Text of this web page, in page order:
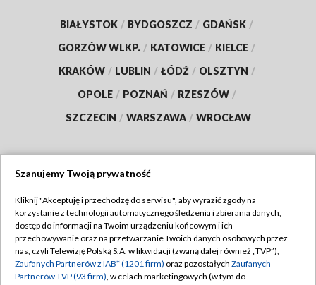
BIAŁYSTOK / BYDGOSZCZ / GDAŃSK /
GORZÓW WLKP. / KATOWICE / KIELCE /
KRAKÓW / LUBLIN / ŁÓDŹ / OLSZTYN /
OPOLE / POZNAŃ / RZESZÓW /
SZCZECIN / WARSZAWA / WROCŁAW
TVP
Abonament TVP
Emisja w TVP
Regulamin TVP
Polityka prywatności
Szanujemy Twoją prywatność
Kliknij "Akceptuję i przechodzę do serwisu", aby wyrazić zgody na
korzystanie z technologii automatycznego śledzenia i zbierania danych,
dostęp do informacji na Twoim urządzeniu końcowym i ich
przechowywanie oraz na przetwarzanie Twoich danych osobowych przez
nas, czyli Telewizję Polską S.A. w likwidacji (zwaną dalej również „TVP”),
Zaufanych Partnerów z IAB* (1201 firm) oraz pozostałych Zaufanych
Partnerów TVP (93 firm), w celach marketingowych (w tym do